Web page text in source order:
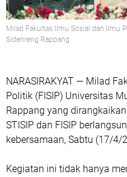
Milad Fakultas Ilmu Sosial dan Ilmu
Sidenreng Rappang
NARASIRAKYAT — Milad
Politik (FISIP) Universitas
Rappang yang
STISIP dan FISIP
kebersamaan, Sabtu (17/4/
Kegiatan ini tidak hanya